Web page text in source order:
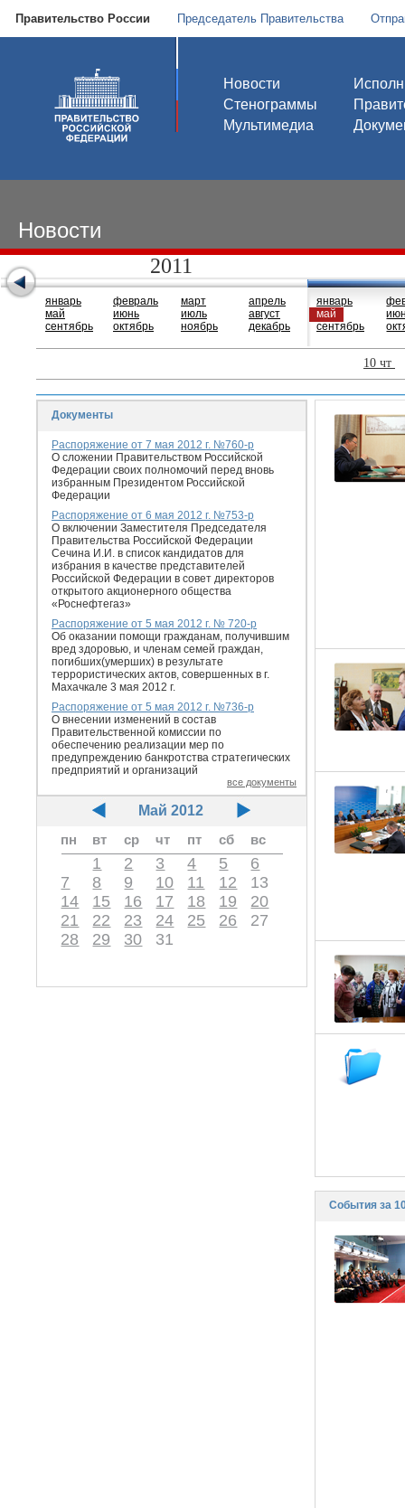
Правительство России Председатель Правительства
Новости
Стенограммы
Мультимедиа
Новости
2011
январь
май
сентябрь
февраль
июнь
октябрь
март
июль
ноябрь
апрель
август
декабрь
январь
май
сентябрь
10 чт
Документы
Распоряжение от 7 мая 2012 г. №760-р
О сложении Правительством Российской
Федерации своих полномочий перед вновь
избранным Президентом Российской
Федерации
Распоряжение от 6 мая 2012 г. №753-р
О включении Заместителя Председателя
Правительства Российской Федерации
Сечина И.И. в список кандидатов для
избрания в качестве представителей
Российской Федерации в совет директоров
открытого акционерного общества
«Роснефтегаз»
Распоряжение от 5 мая 2012 г. № 720-р
Об оказании помощи гражданам, получившим
вред здоровью, и членам семей граждан,
погибших(умерших) в результате
террористических актов, совершенных в г.
Махачкале 3 мая 2012 г.
Распоряжение от 5 мая 2012 г. №736-р
О внесении изменений в состав
Правительственной комиссии по
обеспечению реализации мер по
предупреждению банкротства стратегических
предприятий и организаций
все документы
Май 2012
пн
вт ср чт пт сб вс
1 2 3 4 5
6
7
8 9 10 11 12
13
14
15 16 17 18 19
20
21
22 23 24 25 26
27
28
29 30 31
События за